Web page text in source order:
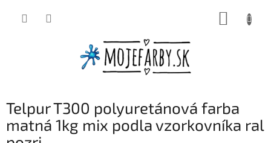
Telpur T300 polyuretánová farba
matná 1kg mix podla vzorkovníka ral